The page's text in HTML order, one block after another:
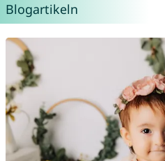
Blogartikeln